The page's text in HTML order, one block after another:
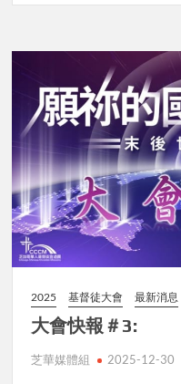
2025 基督徒大會 最新消息
大會快報＃3:
芝華媒體組 2025-12-30